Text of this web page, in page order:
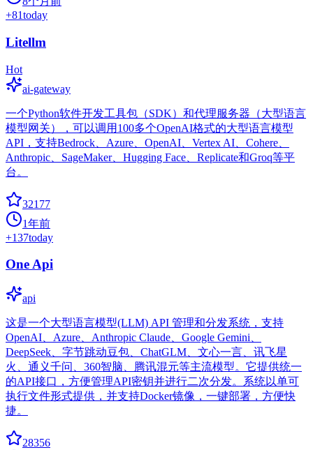
+81today
Litellm
Hot
ai-gateway
一个Python软件开发工具包（SDK）和代理服务器（大型语言
模型网关），可以调用100多个OpenAI格式的大型语言模型
API，支持Bedrock、Azure、OpenAI、Vertex AI、Cohere、
Anthropic、SageMaker、Hugging Face、Replicate和Groq等平
台。
32177
1年前
+137today
One Api
api
这是一个大型语言模型(LLM) API 管理和分发系统，支持
OpenAI、Azure、Anthropic Claude、Google Gemini、
DeepSeek、字节跳动豆包、ChatGLM、文心一言、讯飞星
火、通义千问、360智脑、腾讯混元等主流模型。它提供统一
的API接口，方便管理API密钥并进行二次分发。系统以单可
执行文件形式提供，并支持Docker镜像，一键部署，方便快
捷。
28356